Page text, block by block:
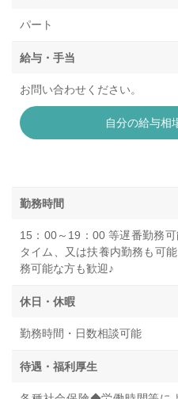
パート
給与・手当
お問い合わせください。
自分の給与相
勤務時間
15：00～19：00 等遅番勤務
タイム、又は扶養内勤務も可
務可能な方も歓迎♪
休日・休暇
勤務時間・日数相談可能
待遇・福利厚生